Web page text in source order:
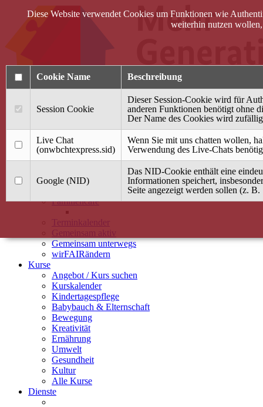
Anmelden
Startseite
Treffpunkt Jung & Alt
40 Jahre Mütterzentrum
Familiencafé
Terminkalender
Gemeinsam aktiv
Gemeinsam unterwegs
wirFAIRändern
Kurse
Angebot / Kurs suchen
Kurskalender
Kindertagespflege
Babybauch & Elternschaft
Bewegung
Kreativität
Ernährung
Umwelt
Gesundheit
Kultur
Alle Kurse
Dienste
Diese Website verwendet Cookies um Funktionen wie
weiterhin nutzen
Cookie Name Beschreibung
Session Cookie
Dieser Session-Cookie wird für
anderen Funktionen benötigt ohne
Der Name des Cookies wird
Live Chat
(onwbchtexpress.sid)
Wenn Sie mit uns chatten wollen,
Verwendung des Live-Chats
Google (NID)
Das NID-Cookie enthält eine
Informationen speichert,
Seite angezeigt werden sollen (z.